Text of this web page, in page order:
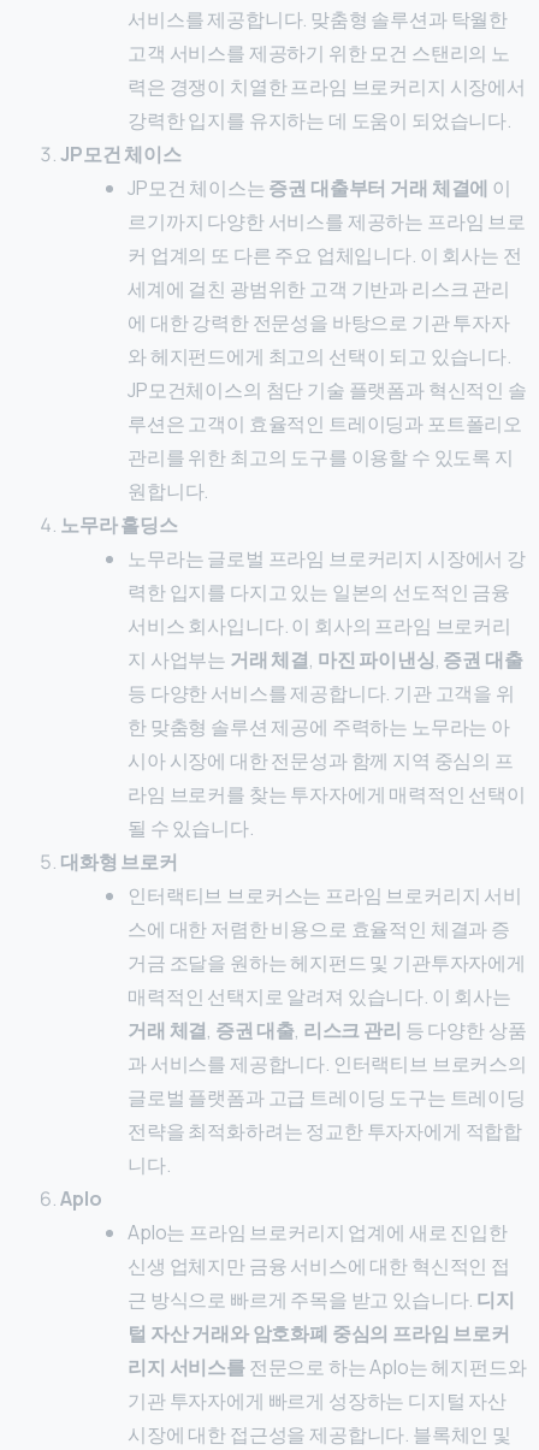
서비스를 제공합니다. 맞춤형 솔루션과 탁월한
고객 서비스를 제공하기 위한 모건 스탠리의 노
력은 경쟁이 치열한 프라임 브로커리지 시장에서
강력한 입지를 유지하는 데 도움이 되었습니다.
JP모건 체이스
JP모건 체이스는증권 대출부터 거래 체결에 이
르기까지 다양한 서비스를 제공하는 프라임 브로
커 업계의 또 다른 주요 업체입니다. 이 회사는 전
세계에 걸친 광범위한 고객 기반과 리스크 관리
에 대한 강력한 전문성을 바탕으로 기관 투자자
와 헤지펀드에게 최고의 선택이 되고 있습니다.
JP모건체이스의 첨단 기술 플랫폼과 혁신적인 솔
루션은 고객이 효율적인 트레이딩과 포트폴리오
관리를 위한 최고의 도구를 이용할 수 있도록 지
원합니다.
노무라 홀딩스
노무라는 글로벌 프라임 브로커리지 시장에서 강
력한 입지를 다지고 있는 일본의 선도적인 금융
서비스 회사입니다. 이 회사의 프라임 브로커리
지 사업부는 거래 체결, 마진 파이낸싱, 증권 대출
등 다양한 서비스를 제공합니다. 기관 고객을 위
한 맞춤형 솔루션 제공에 주력하는 노무라는 아
시아 시장에 대한 전문성과 함께 지역 중심의 프
라임 브로커를 찾는 투자자에게 매력적인 선택이
될 수 있습니다.
대화형 브로커
인터랙티브 브로커스는 프라임 브로커리지 서비
스에 대한 저렴한 비용으로 효율적인 체결과 증
거금 조달을 원하는 헤지펀드 및 기관투자자에게
매력적인 선택지로 알려져 있습니다. 이 회사는
거래 체결, 증권 대출, 리스크 관리 등 다양한 상품
과 서비스를 제공합니다. 인터랙티브 브로커스의
글로벌 플랫폼과 고급 트레이딩 도구는 트레이딩
전략을 최적화하려는 정교한 투자자에게 적합합
니다.
Aplo
Aplo는 프라임 브로커리지 업계에 새로 진입한
신생 업체지만 금융 서비스에 대한 혁신적인 접
근 방식으로 빠르게 주목을 받고 있습니다. 디지
털 자산 거래와암호화폐 중심의 프라임 브로커
리지 서비스를전문으로 하는 Aplo는 헤지펀드와
기관 투자자에게 빠르게 성장하는 디지털 자산
시장에 대한 접근성을 제공합니다. 블록체인 및